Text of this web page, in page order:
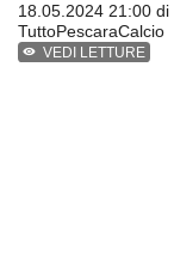
18.05.2024 21:00 di
TuttoPescaraCalcio
VEDI LETTURE